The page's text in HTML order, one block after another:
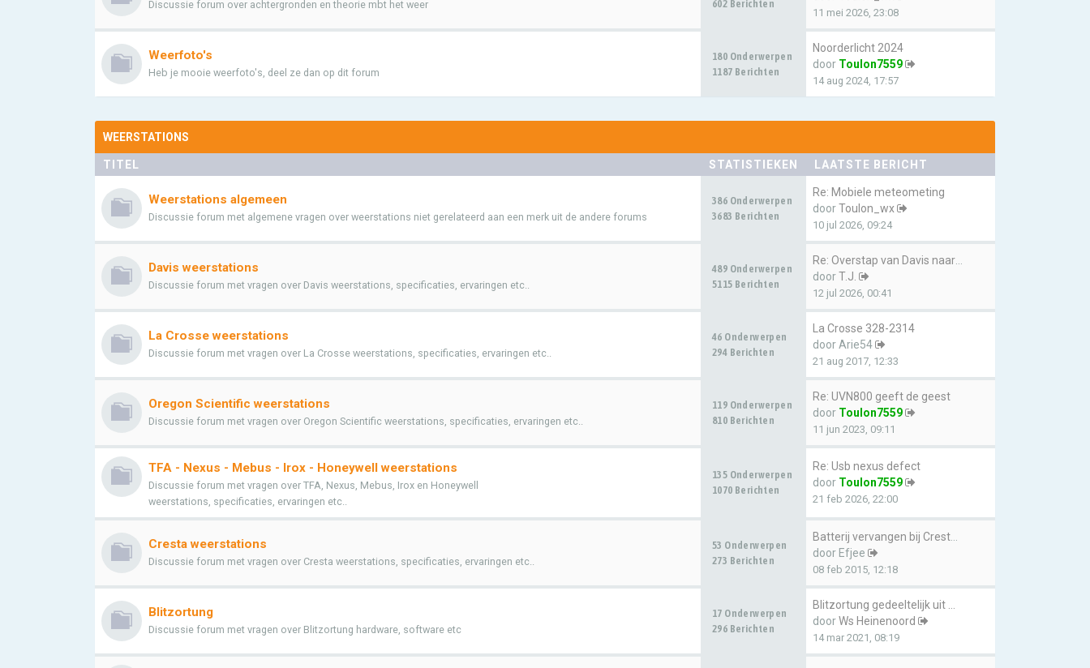
Discussie forum over achtergronden en theorie mbt het weer
602 Berichten
11 mei 2026, 23:08
Weerfoto's
Heb je mooie weerfoto's, deel ze dan op dit forum
180 Onderwerpen
1187 Berichten
Noorderlicht 2024
door Toulon7559
14 aug 2024, 17:57
WEERSTATIONS
TITEL STATISTIEKEN LAATSTE BERICHT
Weerstations algemeen
Discussie forum met algemene vragen over weerstations niet gerelateerd aan een merk uit de andere forums
386 Onderwerpen
3683 Berichten
Re: Mobiele meteometing
doorToulon_wx
10 jul 2026, 09:24
Davis weerstations
Discussie forum met vragen over Davis weerstations, specificaties, ervaringen etc..
489 Onderwerpen
5115 Berichten
doorT.J.
12 jul 2026, 00:41
La Crosse weerstations
Discussie forum met vragen over La Crosse weerstations, specificaties, ervaringen etc..
46 Onderwerpen
294 Berichten
La Crosse 328-2314
door Arie54
21 aug 2017, 12:33
Oregon Scientific weerstations
Discussie forum met vragen over Oregon Scientific weerstations, specificaties, ervaringen etc..
119 Onderwerpen
810 Berichten
Re: UVN800 geeft de geest
door Toulon7559
11 jun 2023, 09:11
TFA - Nexus - Mebus - Irox - Honeywell weerstations
Discussie forum met vragen over TFA, Nexus, Mebus, Irox en Honeywell
weerstations, specificaties, ervaringen etc..
135 Onderwerpen
1070 Berichten
Re: Usb nexus defect
door Toulon7559
21 feb 2026, 22:00
Cresta weerstations
Discussie forum met vragen over Cresta weerstations, specificaties, ervaringen etc..
53 Onderwerpen
273 Berichten
door Efjee
08 feb 2015, 12:18
Blitzortung
Discussie forum met vragen over Blitzortung hardware, software etc
17 Onderwerpen
296 Berichten
Blitzortung gedeeltelijk uit …
doorWs Heinenoord
14 mar 2021, 08:19